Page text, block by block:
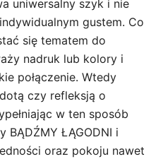
uniwersalny szyk i nie
gustem. Co
się tematem do
nadruk lub kolory i
połączenie. Wtedy
czy refleksją o
w ten sposób
BĄDŹMY ŁĄGODNI i
oraz pokoju nawet